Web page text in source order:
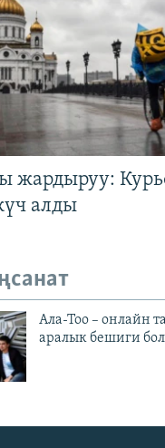
жардыруу:
алды
Ала-Тоо – онлайн
аралык бешиги